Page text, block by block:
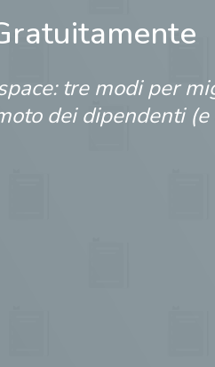
tre modi per
dei dipendenti